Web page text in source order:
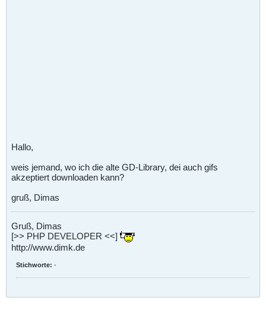
Hallo,
weis jemand, wo ich die alte GD-Library, dei auch gifs
akzeptiert downloaden kann?
gruß, Dimas
Gruß, Dimas
[>> PHP DEVELOPER <<]
http://www.dimk.de
Stichworte: -